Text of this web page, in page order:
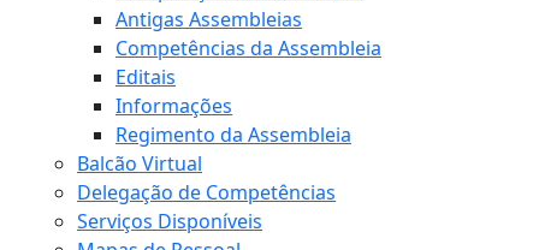
Antigas Assembleias
Competências da Assembleia
Editais
Informações
Regimento da Assembleia
Balcão Virtual
Delegação de Competências
Serviços Disponíveis